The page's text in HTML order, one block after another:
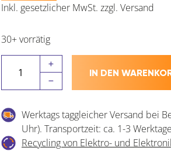
Inkl. gesetzlicher MwSt. zzgl. Versand
30+ vorrätig
Beschlagset
Classic
Standard
ohne
IN DEN
Werktags taggleicher Versand bei
Uhr). Transportzeit: ca. 1-3 Werktage
Recycling von Elektro- und